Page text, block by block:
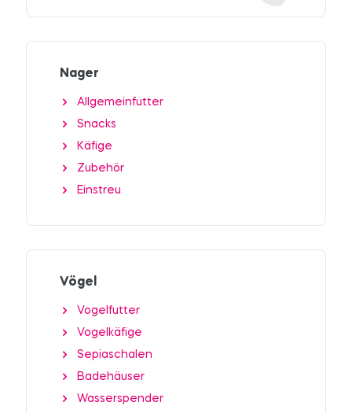
Nager
Allgemeinfutter
Snacks
Käfige
Zubehör
Einstreu
Vögel
Vogelfutter
Vogelkäfige
Sepiaschalen
Badehäuser
Wasserspender